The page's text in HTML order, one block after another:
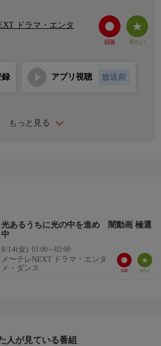
ドラマ・エンタ
もっと見る
録 アプリ視聴 放送前
光あるうちに光の中を進め 闇動画 極選
中
8/14(金) 01:00～02:00
メ〜テレNEXT ドラマ・エンタ
メ・ダンス
人が見ている番組